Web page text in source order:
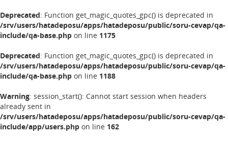
Deprecated: Function get_magic_quotes_gpc() is deprecated in
/srv/users/hatadeposu/apps/hatadeposu/public/soru-cevap/qa-
include/qa-base.php on line 1175
Deprecated: Function get_magic_quotes_gpc() is deprecated in
/srv/users/hatadeposu/apps/hatadeposu/public/soru-cevap/qa-
include/qa-base.php on line 1188
Warning: session_start(): Cannot start session when headers
already sent in
/srv/users/hatadeposu/apps/hatadeposu/public/soru-cevap/qa-
include/app/users.php on line 162